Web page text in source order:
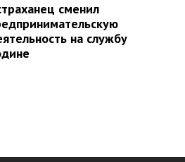
сменил
на службу